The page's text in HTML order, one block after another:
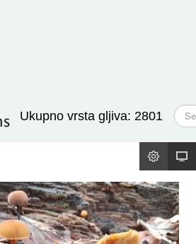
Ukupno vrsta gljiva: 2801
T
r
ž
niže takse: